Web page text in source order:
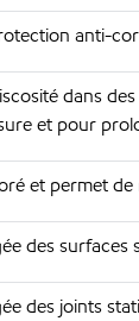
anti-
dans
et pour
et permet
des surfaces
des joints